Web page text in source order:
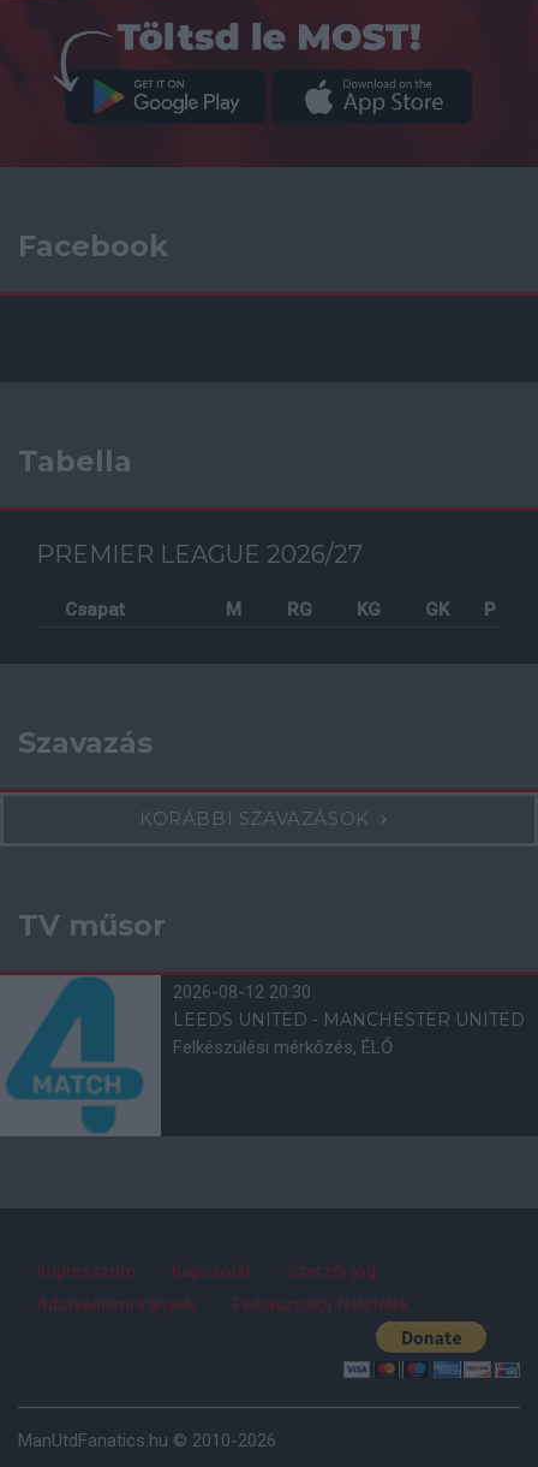
Facebook
Tabella
PREMIER LEAGUE 2026/27
Csapat M RG KG GK P
Szavazás
KORÁBBI SZAVAZÁSOK
TV műsor
2026-08-12 20:30
LEEDS UNITED - MANCHESTER UNITED
Felkészülési mérkőzés, ÉLŐ
Impresszum Kapcsolat
Szerzői jog
Adatvédelmi irányelv
Felhasználói feltételek
ManUtdFanatics.hu © 2010-2026